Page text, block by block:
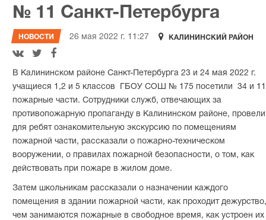
№ 11 Санкт-Петербурга
НОВОСТИ 26 мая 2022 г. 11:27  КАЛИНИНСКИЙ РАЙОН
  
В Калининском районе Санкт-Петербурга 23 и 24 мая 2022 г.
учащиеся 1,2 и 5 классов ГБОУ СОШ № 175 посетили 34 и 11
пожарные части. Сотрудники служб, отвечающих за
противопожарную пропаганду в Калининском районе, провели
для ребят ознакомительную экскурсию по помещениям
пожарной части, рассказали о пожарно-техническом
вооружении, о правилах пожарной безопасности, о том, как
действовать при пожаре в жилом доме.
Затем школьникам рассказали о назначении каждого
помещения в здании пожарной части, как проходит дежурство,
чем занимаются пожарные в свободное время, как устроен их